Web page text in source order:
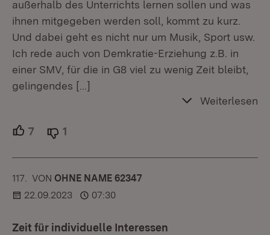
außerhalb des Unterrichts lernen sollen und was
ihnen mitgegeben werden soll, kommt zu kurz.
Und dabei geht es nicht nur um Musik, Sport usw.
Ich rede auch von Demkratie-Erziehung z.B. in
einer SMV, für die in G8 viel zu wenig Zeit bleibt,
gelingendes […]
Weiterlesen
7 Unterstützer.
1
117. KOMMENTAR
VON :OHNE NAME 62347
22.09.2023
07:30
Zeit für individuelle Interessen